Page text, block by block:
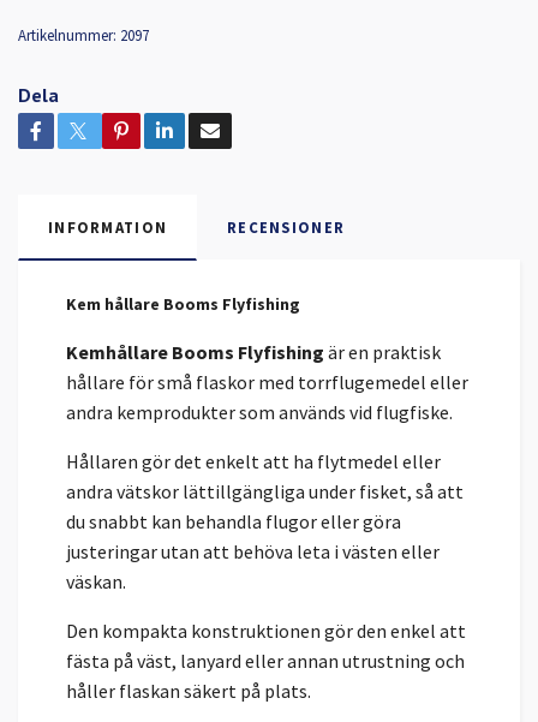
Artikelnummer: 2097
Dela
INFORMATION RECENSIONER
Kem hållare Booms Flyfishing
Kemhållare Booms Flyfishing är en praktisk
hållare för små flaskor med torrflugemedel eller
andra kemprodukter som används vid flugfiske.
Hållaren gör det enkelt att ha flytmedel eller
andra vätskor lättillgängliga under fisket, så att
du snabbt kan behandla flugor eller göra
justeringar utan att behöva leta i västen eller
väskan.
Den kompakta konstruktionen gör den enkel att
fästa på väst, lanyard eller annan utrustning och
håller flaskan säkert på plats.